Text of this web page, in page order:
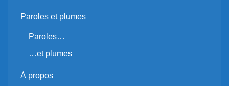
Paroles et plumes
Paroles…
…et plumes
À propos